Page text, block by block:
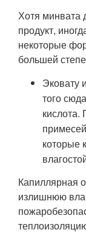
Хотя минвата
продукт,
некоторые
большей
Эковату
того
кислота.
которые
Капиллярная
излишнюю